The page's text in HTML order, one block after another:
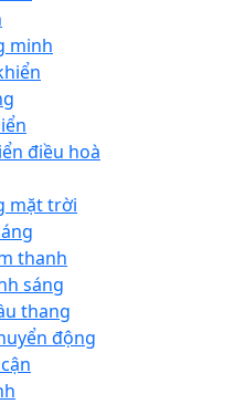
minh
điều hoà
mặt trời
thanh
sáng
thang
động